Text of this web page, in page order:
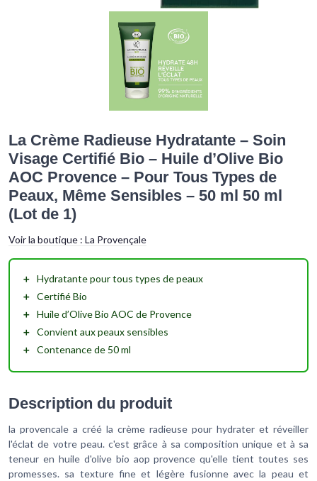
La Crème Radieuse Hydratante – Soin
Visage Certifié Bio – Huile d’Olive Bio
AOC Provence – Pour Tous Types de
Peaux, Même Sensibles – 50 ml 50 ml
(Lot de 1)
Voir la boutique : La Provençale
＋ Hydratantepour tous types de peaux
＋ Certifié Bio
＋ Huile d’Olive Bio AOC de Provence
＋ Convient aux peaux sensibles
＋ Contenance de 50 ml
Description du produit
la provencale a créé la crème radieuse pour hydrater et réveiller
l'éclat de votre peau. c'est grâce à sa composition unique et à sa
teneur en huile d'olive bio aop provence qu'elle tient toutes ses
promesses. sa texture fine et légère fusionne avec la peau et